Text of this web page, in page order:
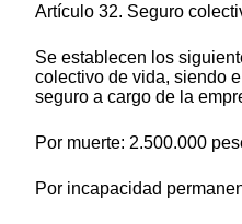
Artículo 32. Seguro
Se establecen los
colectivo de vida, siendo
seguro a cargo de la
Por muerte: 2.500.000
Por incapacidad